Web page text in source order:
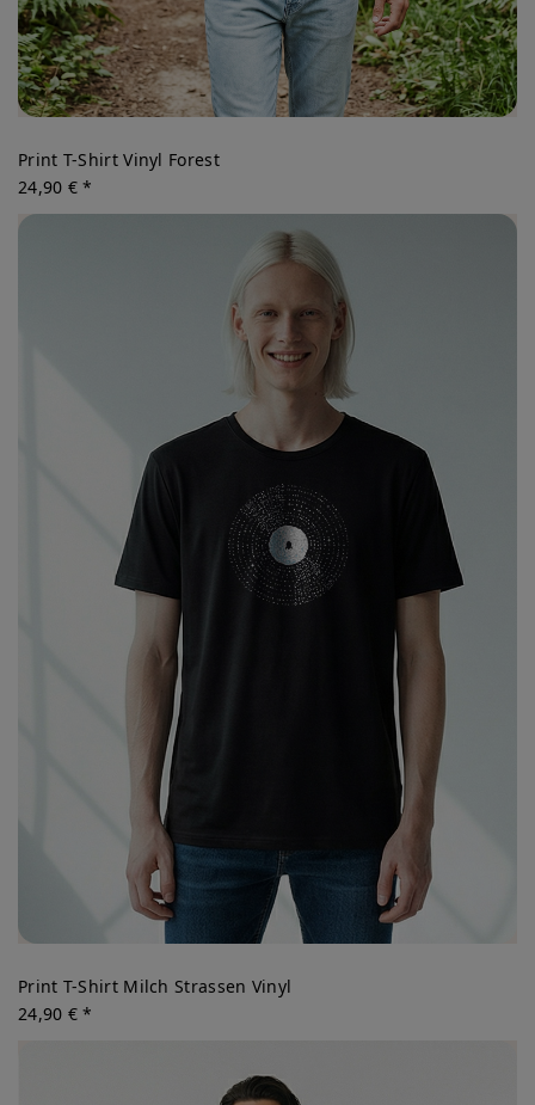
Print T-Shirt Vinyl Forest
24,90 € *
Print T-Shirt Milch Strassen Vinyl
24,90 € *